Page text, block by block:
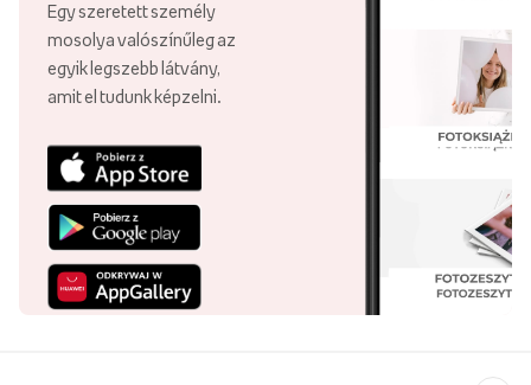
Egy szeretett személy
mosolya valószínűleg az
egyik legszebb látvány,
amit el tudunk képzelni.